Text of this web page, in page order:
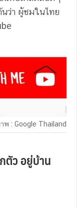
นว่า ผู้ชมในไทย
พ : Google Thailand
ตัว อยู่บ้าน